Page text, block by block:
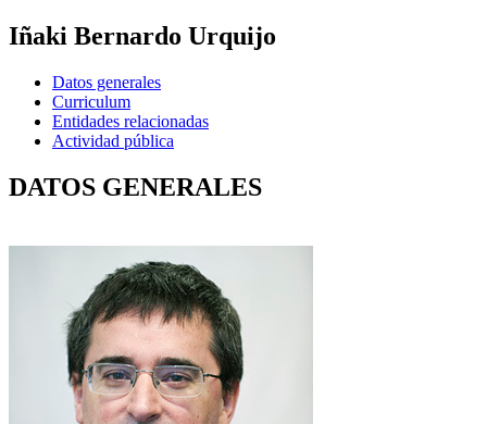
Iñaki Bernardo Urquijo
Datos generales
Curriculum
Entidades relacionadas
Actividad pública
DATOS GENERALES